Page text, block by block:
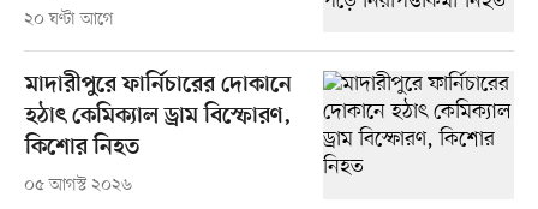
২০ ঘণ্টা আগে
মাদারীপুরে ফার্নিচারের দোকানে
হঠাৎ কেমিক্যাল ড্রাম বিস্ফোরণ,
কিশোর নিহত
০৫ আগস্ট ২০২৬